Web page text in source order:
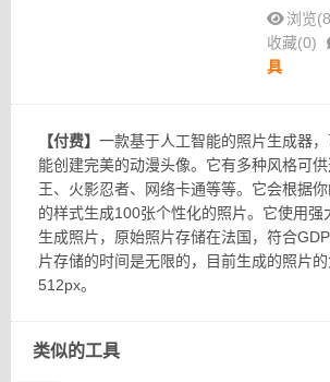
浏览
收藏(0)
具
【付费】 一款基于人工智能的照片生成器
能创建完美的动漫头像。它有多种风格可
王、火影忍者、网络卡通等等。它会根据
的样式生成100张个性化的照片。它使用强
生成照片，原始照片存储在法国，符合
片存储的时间是无限的，目前生成的照片
512px。
类似的工具